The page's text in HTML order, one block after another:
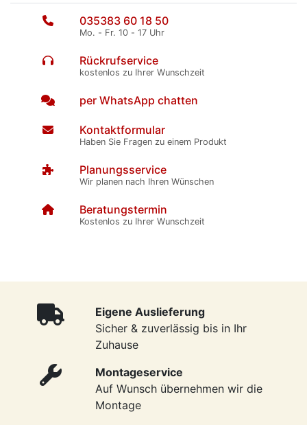
035383 60 18 50
Mo. - Fr. 10 - 17 Uhr
Rückrufservice
kostenlos zu Ihrer Wunschzeit
per WhatsApp chatten
Kontaktformular
Haben Sie Fragen zu einem Produkt
Planungsservice
Wir planen nach Ihren Wünschen
Beratungstermin
Kostenlos zu Ihrer Wunschzeit
Eigene Auslieferung
Sicher & zuverlässig bis in Ihr
Zuhause
Montageservice
Auf Wunsch übernehmen wir die
Montage